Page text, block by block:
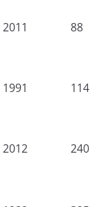
2011 88
1991 114
2012 240